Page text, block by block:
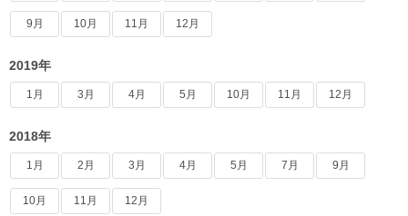
9月 10月 11月 12月
2019年
1月 3月 4月 5月 10月 11月 12月
2018年
1月 2月 3月 4月 5月 7月 9月
10月 11月 12月